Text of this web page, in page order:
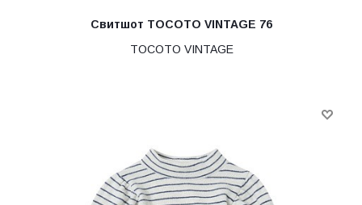
Свитшот TOCOTO VINTAGE 76
TOCOTO VINTAGE